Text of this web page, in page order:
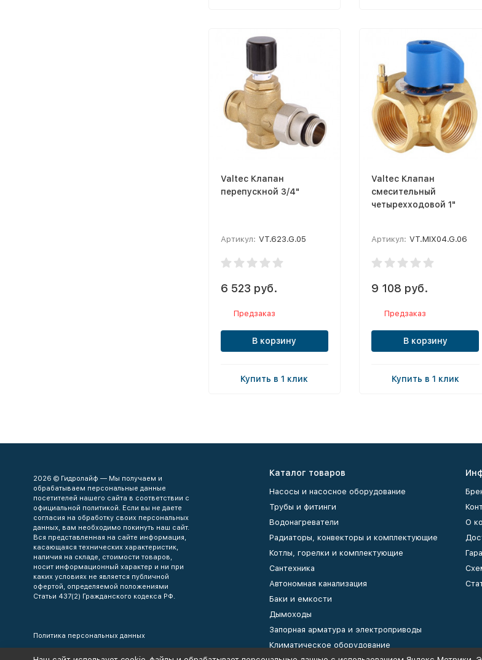
Valtec Клапан
перепускной 3/4"
Артикул: VT.623.G.05
6 523 руб.
Предзаказ
В корзину
Купить в 1 клик
Valtec Клапан
смесительный
четырехходовой 1"
Артикул: VT.MIX04.G.06
9 108 руб.
Предзаказ
В корзину
Купить в 1 клик
2026 © Гидролайф — Мы получаем и
обрабатываем персональные данные
посетителей нашего сайта в соответствии с
официальной политикой. Если вы не даете
согласия на обработку своих персональных
данных, вам необходимо покинуть наш сайт.
Вся представленная на сайте информация,
касающаяся технических характеристик,
наличия на складе, стоимости товаров,
носит информационный характер и ни при
каких условиях не является публичной
офертой, определяемой положениями
Статьи 437(2) Гражданского кодекса РФ.
Политика персональных данных
Каталог товаров
Насосы и насосное оборудование
Трубы и фитинги
Водонагреватели
Радиаторы, конвекторы и комплектующие
Котлы, горелки и комплектующие
Сантехника
Автономная канализация
Баки и емкости
Дымоходы
Запорная арматура и электроприводы
Климатическое оборудование
О